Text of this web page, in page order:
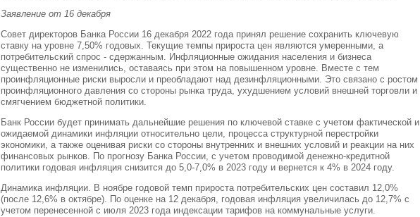
Заявление от 16 декабря
Совет директоров Банка России 16 декабря 2022 года принял решение сохранить ключевую
ставку на уровне 7,50% годовых. Текущие темпы прироста цен являются умеренными, а
потребительский спрос - сдержанным. Инфляционные ожидания населения и бизнеса
существенно не изменились, оставаясь при этом на повышенном уровне. Вместе с тем
проинфляционные риски выросли и преобладают над дезинфляционными. Это связано с ростом
проинфляционного давления со стороны рынка труда, ухудшением условий внешней торговли и
смягчением бюджетной политики.
Банк России будет принимать дальнейшие решения по ключевой ставке с учетом фактической и
ожидаемой динамики инфляции относительно цели, процесса структурной перестройки
экономики, а также оценивая риски со стороны внутренних и внешних условий и реакции на них
финансовых рынков. По прогнозу Банка России, с учетом проводимой денежно-кредитной
политики годовая инфляция снизится до 5,0-7,0% в 2023 году и вернется к 4% в 2024 году.
Динамика инфляции. В ноябре годовой темп прироста потребительских цен составил 12,0%
(после 12,6% в октябре). По оценке на 12 декабря, годовая инфляция увеличилась до 12,7% с
учетом перенесенной с июля 2023 года индексации тарифов на коммунальные услуги.